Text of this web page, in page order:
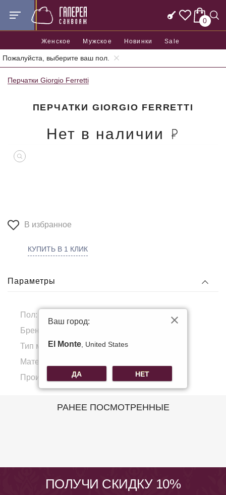
0
Женское Мужское Новинки Sale
Пожалуйста, выберите ваш пол.
Главная Аксессуары Перчатки
Перчатки Giorgio Ferretti
ПЕРЧАТКИ GIORGIO FERRETTI
Нет в наличии
В избранное
КУПИТЬ В 1 КЛИК
Параметры
Пол:
Бренд:
Тип материала:Натуральная кожа
Материал подкладка:
Производитель:КНР
РАНЕЕ ПОСМОТРЕННЫЕ
ПОЛУЧИ СКИДКУ 10%
Ваш город:
El Monte, United States
ДА НЕТ